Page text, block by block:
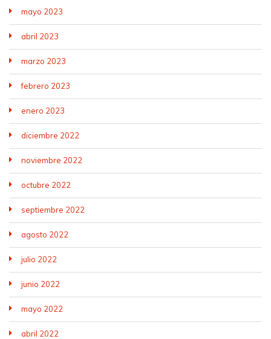
mayo 2023
abril 2023
marzo 2023
febrero 2023
enero 2023
diciembre 2022
noviembre 2022
octubre 2022
septiembre 2022
agosto 2022
julio 2022
junio 2022
mayo 2022
abril 2022